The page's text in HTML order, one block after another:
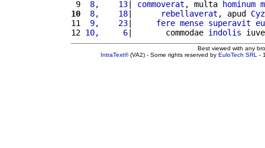
9
8,    13| commoverat , multa hominum
10
8,    18| rebellaverat , apud
11
9,    23| fere mense superavit
12 10,     6|       commodae indolis
Best viewed with any
IntraText®(VA2) - Some rights reserved by EuloTech SRL -